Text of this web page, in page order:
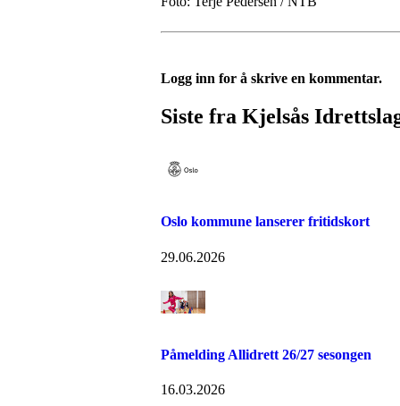
Logg inn for å skrive en kommentar.
Siste fra Kjelsås
Oslo kommune lanserer fritidskort
29.06.2026
Påmelding Allidrett 26/27 sesongen
16.03.2026